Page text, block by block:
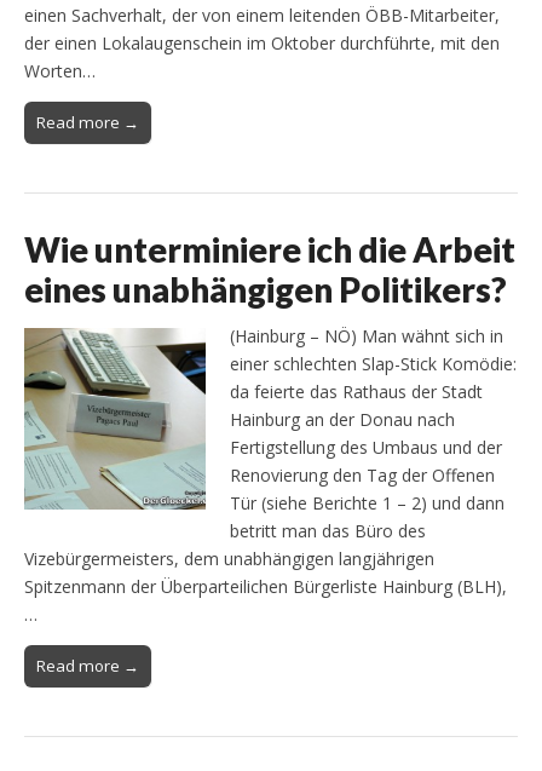
einen Sachverhalt, der von einem leitenden ÖBB-Mitarbeiter,
der einen Lokalaugenschein im Oktober durchführte, mit den
Worten…
Read more →
Wie unterminiere ich die Arbeit
eines unabhängigen Politikers?
(Hainburg – NÖ) Man wähnt sich in
einer schlechten Slap-Stick Komödie:
da feierte das Rathaus der Stadt
Hainburg an der Donau nach
Fertigstellung des Umbaus und der
Renovierung den Tag der Offenen
Tür (siehe Berichte 1 – 2) und dann
betritt man das Büro des
Vizebürgermeisters, dem unabhängigen langjährigen
Spitzenmann der Überparteilichen Bürgerliste Hainburg (BLH),
…
Read more →